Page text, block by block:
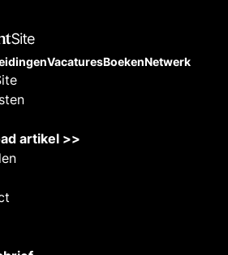
VacaturesBoekenNetwerk
artikel >>